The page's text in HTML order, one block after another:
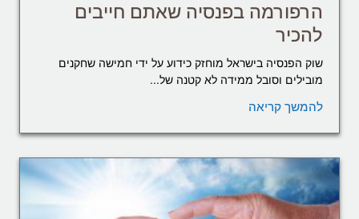
הרפורמה בפנסיה שאתם חייבים
להכיר
שוק הפנסיה בישראל מוחזק כידוע על ידי חמישה שחקנים
מובילים וסובל ממידה לא קטנה של...
להמשך קריאה